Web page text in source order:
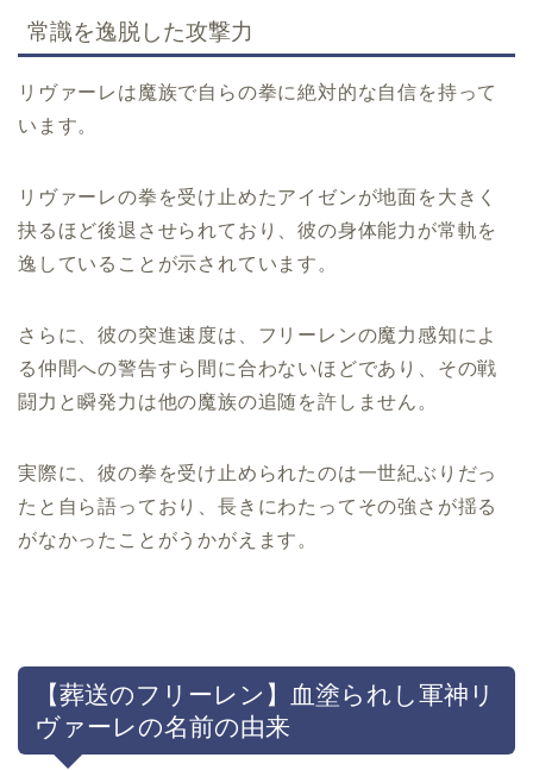
常識を逸脱した攻撃力
リヴァーレは魔族で自らの拳に絶対的な自信を持って
います。
リヴァーレの拳を受け止めたアイゼンが地面を大きく
抉るほど後退させられており、彼の身体能力が常軌を
逸していることが示されています。
さらに、彼の突進速度は、フリーレンの魔力感知によ
る仲間への警告すら間に合わないほどであり、その戦
闘力と瞬発力は他の魔族の追随を許しません。
実際に、彼の拳を受け止められたのは一世紀ぶりだっ
たと自ら語っており、長きにわたってその強さが揺る
がなかったことがうかがえます。
【葬送のフリーレン】血塗られし軍神リ
ヴァーレの名前の由来